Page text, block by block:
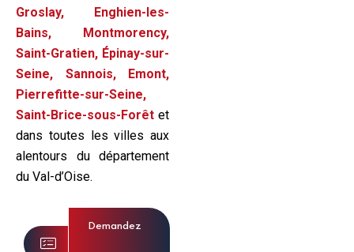
Groslay, Enghien-les-
Bains, Montmorency,
Saint-Gratien, Épinay-sur-
Seine, Sannois, Emont,
Pierrefitte-sur-Seine,
Saint-Brice-sous-Forêt et
dans toutes les villes aux
alentours du département
du Val-d’Oise.
Demandez